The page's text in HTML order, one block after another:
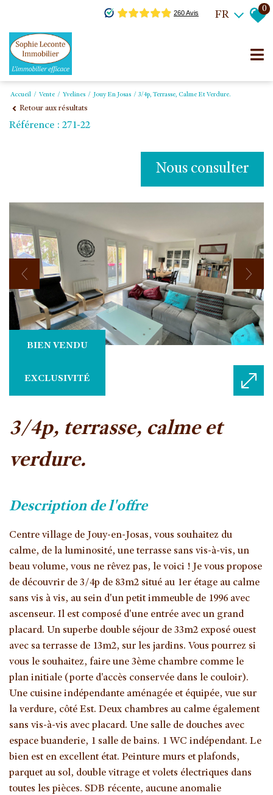
FR
0
Accueil Vente Yvelines Jouy En Josas 3/4p, Terrasse, Calme Et Verdure.
Retour aux résultats
Référence : 271-22
BIEN VENDU
EXCLUSIVITÉ
Nous consulter
3/4p, terrasse, calme et
verdure.
description de l'offre
Centre village de Jouy-en-Josas, vous souhaitez du
calme, de la luminosité, une terrasse sans vis-à-vis, un
beau volume, vous ne rêvez pas, le voici ! Je vous propose
de découvrir de 3/4p de 83m2 situé au 1er étage au calme
sans vis à vis, au sein d'un petit immeuble de 1996 avec
ascenseur. Il est composé d'une entrée avec un grand
placard. Un superbe double séjour de 33m2 exposé ouest
avec sa terrasse de 13m2, sur les jardins. Vous pourrez si
vous le souhaitez, faire une 3ème chambre comme le
plan initiale (porte d'accès conservée dans le couloir).
Une cuisine indépendante aménagée et équipée, vue sur
la verdure, côté Est. Deux chambres au calme également
sans vis-à-vis avec placard. Une salle de douches avec
espace buanderie, 1 salle de bains. 1 WC indépendant. Le
bien est en excellent état. Peinture murs et plafonds,
parquet au sol, double vitrage et volets électriques dans
toutes les pièces. SDB récente, aucune anomalie